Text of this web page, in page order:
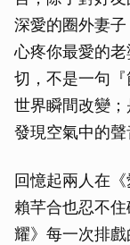
深愛的圈外妻
心疼你最愛的
切，不是一句
世界瞬間改變
發現空氣中的聲
回憶起兩人在
賴芊合也忍不
耀》每一次排